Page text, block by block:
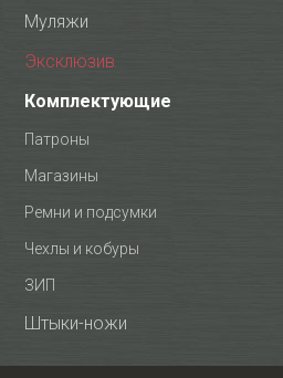
Муляжи
Эксклюзив
Комплектующие
Патроны
Магазины
Ремни и подсумки
Чехлы и кобуры
ЗИП
Штыки-ножи